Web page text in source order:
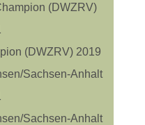
(DWZRV)
(DWZRV) 2019
Sachsen-Anhalt
Sachsen-Anhalt